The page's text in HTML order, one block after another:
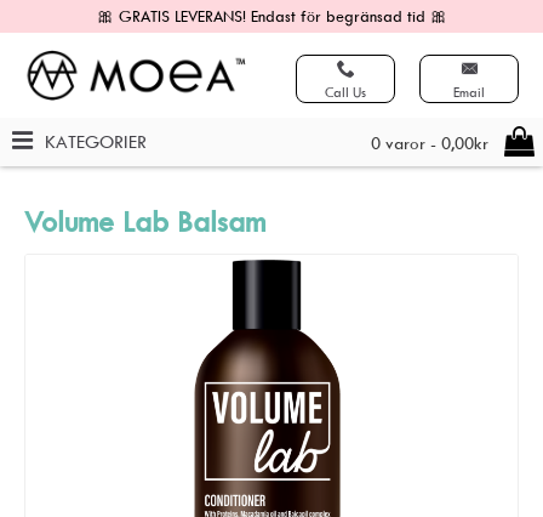
🎀 GRATIS LEVERANS! Endast för begränsad tid 🎀
Call Us Email
0 varor - 0,00kr
KATEGORIER
Volume Lab Balsam